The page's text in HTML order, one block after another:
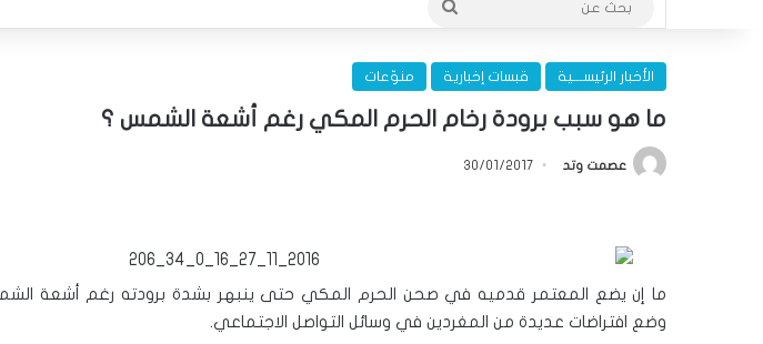
الأخبار الرئيســـية قبسات إخبارية منوّعات
ما هو سبب برودة رخام الحرم المكي رغم أشعة الشمس ؟
عصمت وتد 30/01/2017
ما إن يضع المعتمر قدميه في صحن الحرم المكي حتى ينبهر بشدة برودته رغم أشعة
وضع افتراضات عديدة من المغردين في وسائل التواصل الاجتماعي.